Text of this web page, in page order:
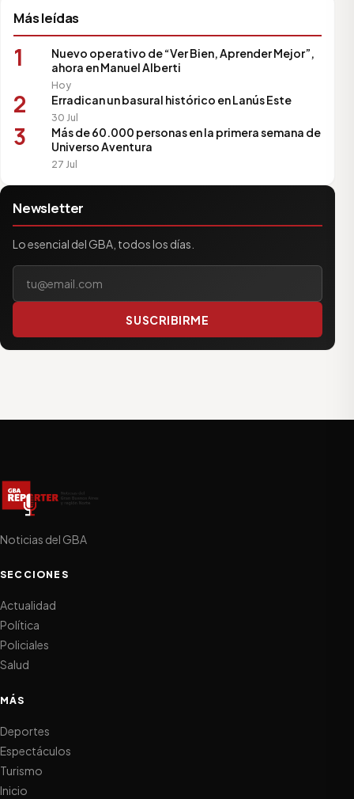
Más leídas
1
Nuevo operativo de “Ver Bien, Aprender Mejor”,
ahora en Manuel Alberti
Hoy
2 Erradican un basural histórico en Lanús Este
30 Jul
3
Más de 60.000 personas en la primera semana de
Universo Aventura
27 Jul
Newsletter
Lo esencial del GBA, todos los días.
SUSCRIBIRME
Noticias del GBA
SECCIONES
Actualidad
Política
Policiales
Salud
MÁS
Deportes
Espectáculos
Turismo
Inicio